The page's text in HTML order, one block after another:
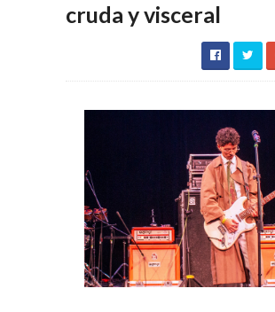
cruda y visceral